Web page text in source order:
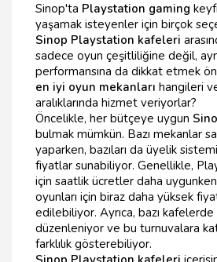
Sinop'ta Playstation gaming
yaşamak isteyenler için birçok
Sinop Playstation kafeleri
sadece oyun çeşitliliğine değil,
performansına da dikkat etmek
en iyi oyun mekanları hangileri
aralıklarında hizmet veriyorlar?
Öncelikle, her bütçeye uygun
bulmak mümkün. Bazı mekanlar
yaparken, bazıları da üyelik
fiyatlar sunabiliyor. Genellikle,
için saatlik ücretler daha
oyunları için biraz daha yüksek
edilebiliyor. Ayrıca, bazı
düzenleniyor ve bu turnuvalara
farklılık gösterebiliyor.